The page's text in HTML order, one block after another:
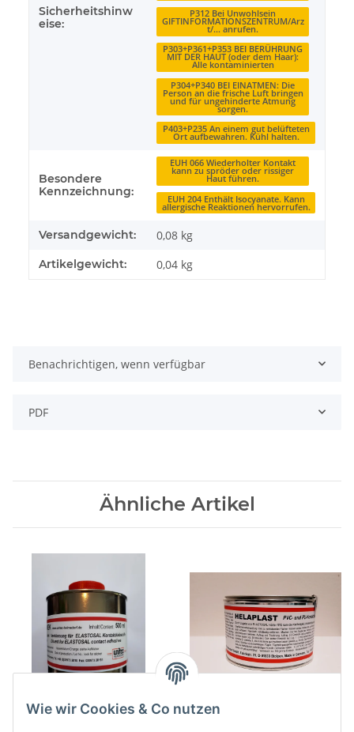
Sicherheitshinw
eise:
P312 Bei Unwohlsein
GIFTINFORMATIONSZENTRUM/Arz
t/… anrufen.
P303+P361+P353 BEI BERÜHRUNG
MIT DER HAUT (oder dem Haar):
Alle kontaminierten
P304+P340 BEI EINATMEN: Die
Person an die frische Luft bringen
und für ungehinderte Atmung
sorgen.
P403+P235 An einem gut belüfteten
Ort aufbewahren. Kühl halten.
Besondere
Kennzeichnung:
EUH 066 Wiederholter Kontakt
kann zu spröder oder rissiger
Haut führen.
EUH 204 Enthält Isocyanate. Kann
allergische Reaktionen hervorrufen.
Versandgewicht: 0,08 kg
Artikelgewicht: 0,04 kg
Benachrichtigen, wenn verfügbar
PDF
Ähnliche Artikel
ELASTOSAL Lösit Reiniger
HELAPLAST 300g Dose
Wie wir Cookies & Co nutzen